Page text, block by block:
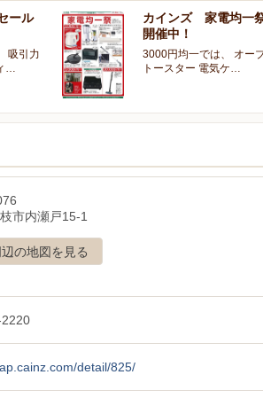
ール
吸引力
…
カインズ 家電均一
開催中！
3000円均一では、 オー
トースター 電気ケ…
市内瀬戸15-1
の地図を見る
detail/825/